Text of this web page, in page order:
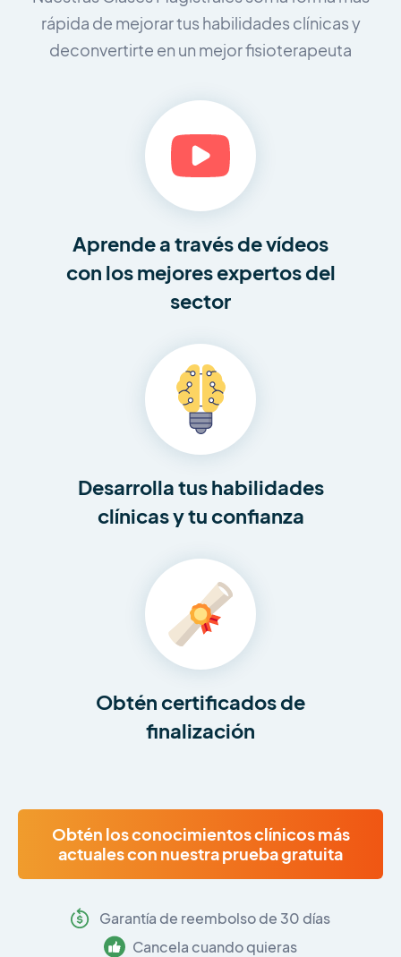
rápida de mejorar tus habilidades clínicas y
deconvertirte en un mejor fisioterapeuta
Aprende a través de vídeos
con los mejores expertos del
sector
Desarrolla tus habilidades
clínicas y tu confianza
Obtén certificados de
finalización
Obtén los conocimientos clínicos más
actuales con nuestra prueba gratuita
Garantía de reembolso de 30 días
Cancela cuando quieras